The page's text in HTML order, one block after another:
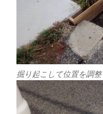
掘り起こして位置を調整